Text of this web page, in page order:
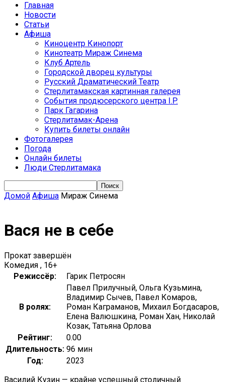
Главная
Новости
Статьи
Афиша
Киноцентр Кинопорт
Кинотеатр Мираж Синема
Клуб Артель
Городской дворец культуры
Русский Драматический Театр
Стерлитамакская картинная галерея
События продюсерского центра I.P.
Парк Гагарина
Стерлитамак-Арена
Купить билеты онлайн
Фотогалерея
Погода
Онлайн билеты
Люди Стерлитамака
Домой Афиша Мираж Синема
Вася не в себе
Прокат завершён
Комедия , 16+
Режиссёр:
Гарик Петросян
В ролях:
Павел Прилучный, Ольга Кузьмина,
Владимир Сычев, Павел Комаров,
Роман Каграманов, Михаил Богдасаров,
Елена Валюшкина, Роман Хан, Николай
Козак, Татьяна Орлова
Рейтинг:
0.00
Длительность: 96 мин
Год:
2023
Василий Кузин — крайне успешный столичный